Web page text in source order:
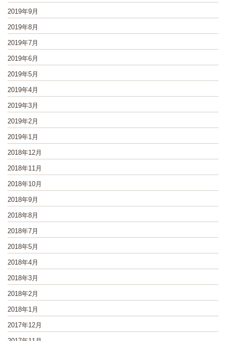
2019年9月
2019年8月
2019年7月
2019年6月
2019年5月
2019年4月
2019年3月
2019年2月
2019年1月
2018年12月
2018年11月
2018年10月
2018年9月
2018年8月
2018年7月
2018年5月
2018年4月
2018年3月
2018年2月
2018年1月
2017年12月